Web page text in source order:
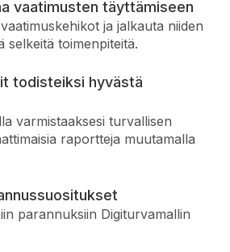
vaatimusten täyttämiseen
ja jalkauta niiden
selkeitä toimenpiteitä.
todisteiksi hyvästä
varmistaaksesi turvallisen
​​raportteja muutamalla
parannuksiin Digiturvamallin